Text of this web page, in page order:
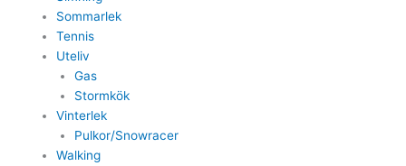
Sommarlek
Tennis
Uteliv
Gas
Stormkök
Vinterlek
Pulkor/Snowracer
Walking